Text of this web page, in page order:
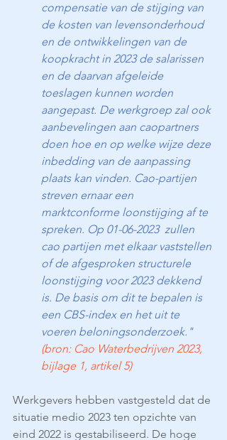
compensatie van de stijging van
de kosten van levensonderhoud
en de ontwikkelingen van de
koopkracht in 2023 de salarissen
en de daarvan afgeleide
toeslagen kunnen worden
aangepast. De werkgroep zal ook
aanbevelingen aan caopartners
doen hoe en op welke wijze deze
inbedding van de aanpassing
plaats kan vinden. Cao-partijen
streven ernaar een
marktconforme loonstijging af te
spreken. Op 01-06-2023  zullen
cao partijen met elkaar vaststellen
of de afgesproken structurele
loonstijging voor 2023 dekkend
is. De basis om dit te bepalen is
een CBS-index en het uit te
voeren beloningsonderzoek."
(bron: Cao Waterbedrijven 2023,
bijlage 1, artikel 5)
Werkgevers hebben vastgesteld dat de
situatie medio 2023 ten opzichte van
eind 2022 is gestabiliseerd. De hoge